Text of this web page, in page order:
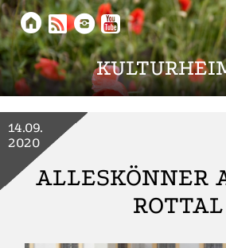
   
ALLESKÖNNER
ROTTAL
14.09.
2020